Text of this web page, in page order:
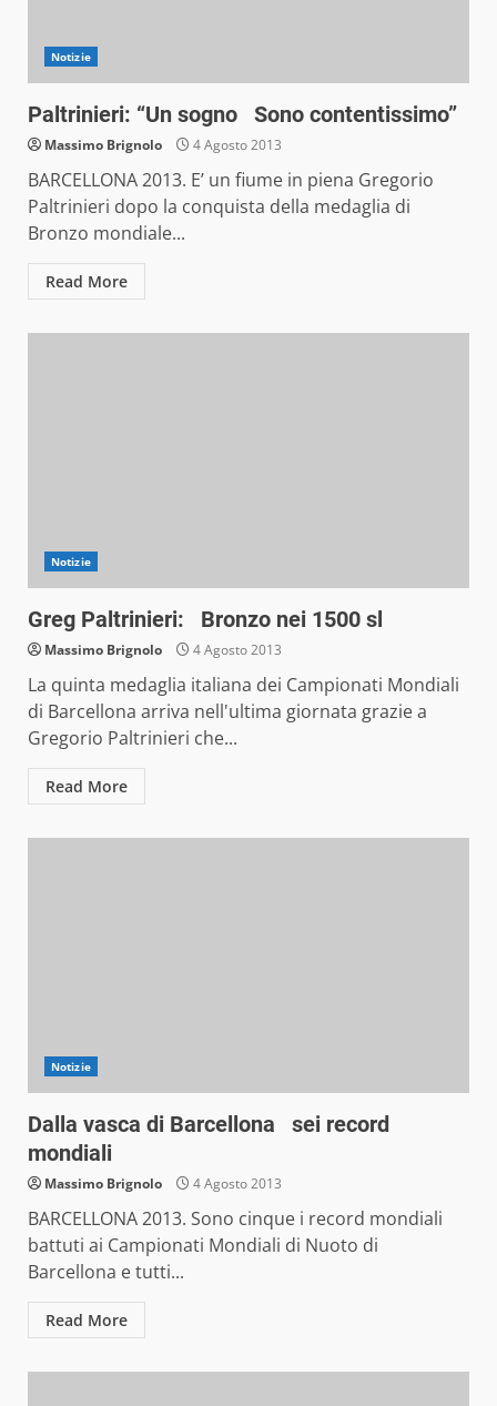
Notizie
Paltrinieri: “Un sogno Sono contentissimo”
Massimo Brignolo 4 Agosto 2013
BARCELLONA 2013. E’ un fiume in piena Gregorio
Paltrinieri dopo la conquista della medaglia di
Bronzo mondiale...
Read More
Notizie
Greg Paltrinieri: Bronzo nei 1500 sl
Massimo Brignolo 4 Agosto 2013
La quinta medaglia italiana dei Campionati Mondiali
di Barcellona arriva nell'ultima giornata grazie a
Gregorio Paltrinieri che...
Read More
Notizie
Dalla vasca di Barcellona sei record
mondiali
Massimo Brignolo 4 Agosto 2013
BARCELLONA 2013. Sono cinque i record mondiali
battuti ai Campionati Mondiali di Nuoto di
Barcellona e tutti...
Read More